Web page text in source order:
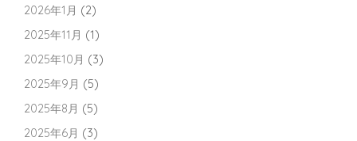
2026年1月 (2)
2025年11月 (1)
2025年10月 (3)
2025年9月 (5)
2025年8月 (5)
2025年6月 (3)